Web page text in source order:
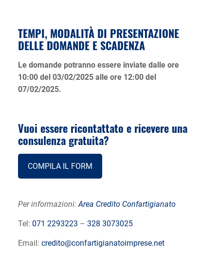
TEMPI, MODALITÀ DI PRESENTAZIONE
DELLE DOMANDE E SCADENZA
Le domande potranno essere inviate dalle ore
10:00 del 03/02/2025 alle ore 12:00 del
07/02/2025.
Vuoi essere ricontattato e ricevere una
consulenza gratuita?
COMPILA IL FORM
Per informazioni:Area Credito Confartigianato
Tel: 071 2293223 – 328 3073025
Email: credito@confartigianatoimprese.net